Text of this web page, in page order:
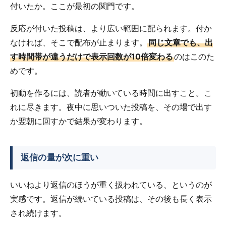
付いたか。ここが最初の関門です。
反応が付いた投稿は、より広い範囲に配られます。付か
なければ、そこで配布が止まります。 同じ文章でも、出
す時間帯が違うだけで表示回数が10倍変わるのはこのた
めです。
初動を作るには、読者が動いている時間に出すこと。こ
れに尽きます。夜中に思いついた投稿を、その場で出す
か翌朝に回すかで結果が変わります。
返信の量が次に重い
いいねより返信のほうが重く扱われている、というのが
実感です。返信が続いている投稿は、その後も長く表示
され続けます。